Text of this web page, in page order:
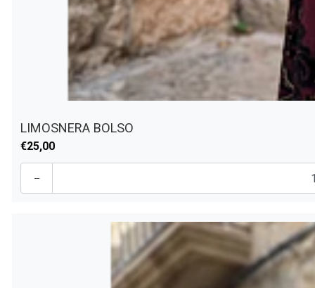
LIMOSNERA BOLSO
€25,00
-